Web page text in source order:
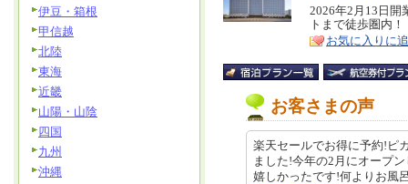
リ
ア
特
徴
2026年2月13日開
トまで徒歩圏内！
お気に入りに
お客さまの声
楽天セールでお得に予約!ピ
ました!今年の2月にオープ
嬉しかったです!何よりお
伊豆・箱根
甲信越
北陸
東海
近畿
山陽・山陰
四国
九州
沖縄